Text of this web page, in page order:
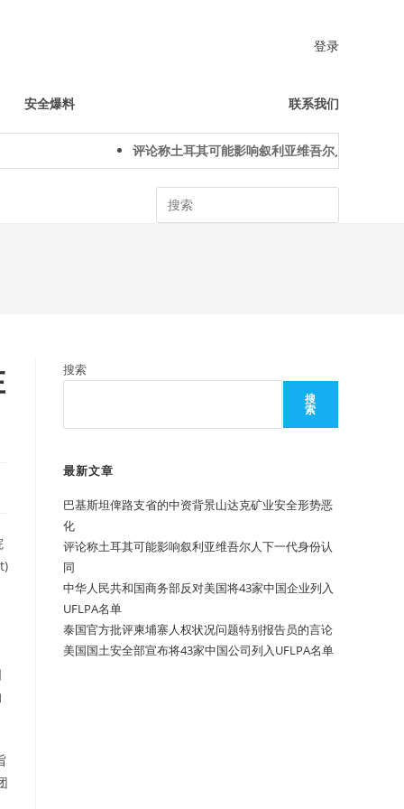
登录
安全爆料 联系我们
评论称土耳其可能影响叙利亚维吾尔人下一代身份认
Search
搜索
搜
索
最新文章
巴基斯坦俾路支省的中资背景山达克矿业安全形势恶
化
评论称土耳其可能影响叙利亚维吾尔人下一代身份认
同
中华人民共和国商务部反对美国将43家中国企业列入
UFLPA名单
泰国官方批评柬埔寨人权状况问题特别报告员的言论
美国国土安全部宣布将43家中国公司列入UFLPA名单